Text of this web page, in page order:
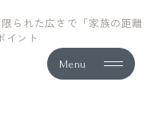
Menu
られた広さで「家族の距離
イント